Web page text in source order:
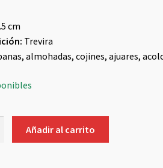
cm
Trevira
almohadas, cojines, ajuares,
Añadir al carrito